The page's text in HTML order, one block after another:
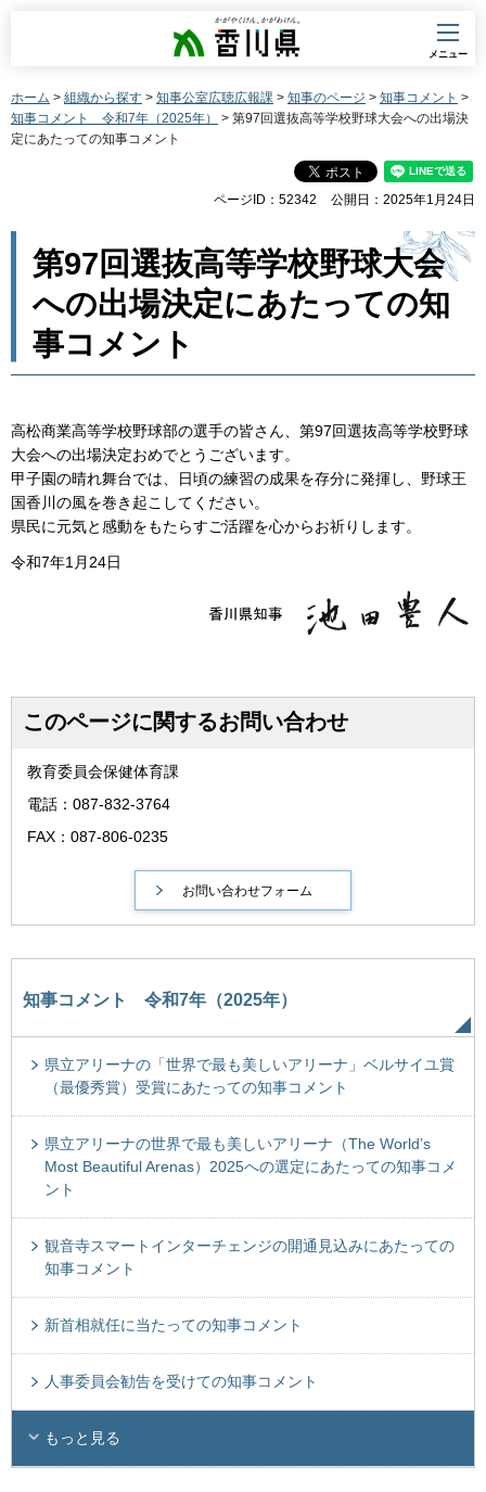
香川県
メニュー
ホーム > 組織から探す > 知事公室広聴広報課 > 知事のページ > 知事コメント >
知事コメント 令和7年（2025年）
> 第97回選抜高等学校野球大会への出場決
定にあたっての知事コメント
ページID：52342 公開日：2025年1月24日
第97回選抜高等学校野球大会
への出場決定にあたっての知
事コメント
高松商業高等学校野球部の選手の皆さん、第97回選抜高等学校野球
大会への出場決定おめでとうございます。
甲子園の晴れ舞台では、日頃の練習の成果を存分に発揮し、野球王
国香川の風を巻き起こしてください。
県民に元気と感動をもたらすご活躍を心からお祈りします。
令和7年1月24日
このページに関するお問い合わせ
教育委員会保健体育課
電話：087-832-3764
FAX：087-806-0235
知事コメント 令和7年（2025年）
県立アリーナの「世界で最も美しいアリーナ」ベルサイユ賞
（最優秀賞）受賞にあたっての知事コメント
県立アリーナの世界で最も美しいアリーナ（The World’s
Most Beautiful Arenas）2025への選定にあたっての知事コメ
ント
観音寺スマートインターチェンジの開通見込みにあたっての
知事コメント
新首相就任に当たっての知事コメント
人事委員会勧告を受けての知事コメント
もっと見る